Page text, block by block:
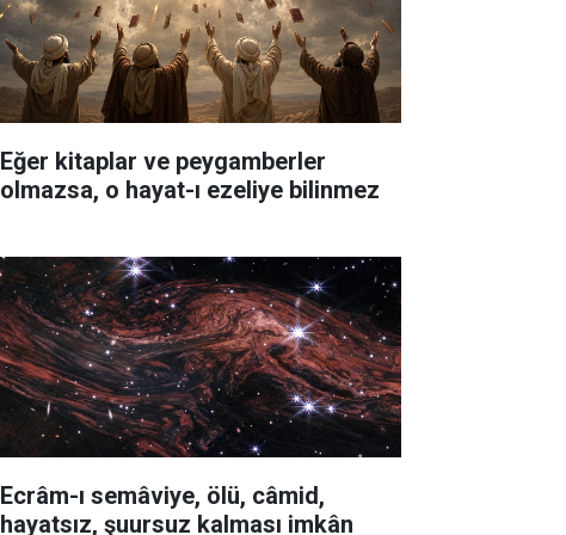
Eğer kitaplar ve peygamberler
olmazsa, o hayat-ı ezeliye bilinmez
Ecrâm-ı semâviye, ölü, câmid,
hayatsız, şuursuz kalması imkân